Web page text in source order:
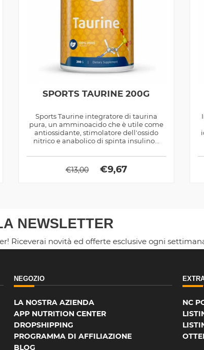
SPORTS TAURINE 200G
Sports Taurine integratore di taurina
pura, un amminoacido che è utile come
antiossidante, stimolatore dell'ossido
nitrico e anabolico di spinta insulino...
€13,00 €9,67
NEWSLETTER
Riceverai novità ed offerte esclusive ogni
NEGOZIO
LA NOSTRA AZIENDA
APP NUTRITION CENTER
DROPSHIPPING
PROGRAMMA DI AFFILIAZIONE
BLOG
NC